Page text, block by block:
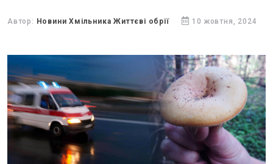
Автор: Новини Хмільника Життєві обрії 10 жовтня, 2024